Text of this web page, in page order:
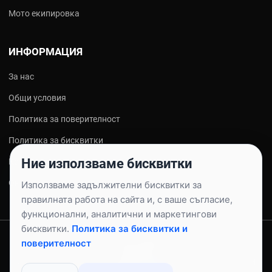
Мото екипировка
ИНФОРМАЦИЯ
За нас
Общи условия
Политика за поверителност
Политика за бисквитки
Контакти
Онлайн решаване на спорове
© 2026 AUTOPULSE.BG - ПУЛС ТРЕЙД ЕООД |
ОНЛАЙН МАГАЗИН ЗА АВТО, МОТО, ВЕЛО, КЪМПИНГ И СПОРТНИ
Ние използваме бисквитки
Използваме задължителни бисквитки за
правилната работа на сайта и, с ваше съгласие,
функционални, аналитични и маркетингови
бисквитки. Политика за бисквитки и
поверителност